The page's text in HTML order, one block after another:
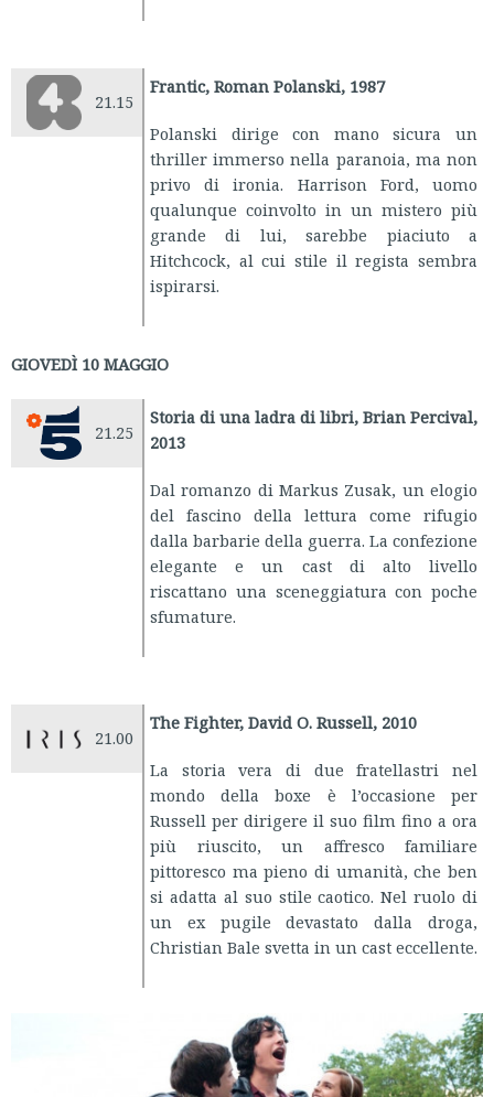
21.15
Frantic, Roman Polanski, 1987
Polanski dirige con mano sicura un
thriller immerso nella paranoia, ma non
privo di ironia. Harrison Ford, uomo
qualunque coinvolto in un mistero più
grande di lui, sarebbe piaciuto a
Hitchcock, al cui stile il regista sembra
ispirarsi.
GIOVEDÌ 10 MAGGIO
21.25
Storia di una ladra di libri, Brian Percival,
2013
Dal romanzo di Markus Zusak, un elogio
del fascino della lettura come rifugio
dalla barbarie della guerra. La confezione
elegante e un cast di alto livello
riscattano una sceneggiatura con poche
sfumature.
21.00
The Fighter, David O. Russell, 2010
La storia vera di due fratellastri nel
mondo della boxe è l’occasione per
Russell per dirigere il suo film fino a ora
più riuscito, un affresco familiare
pittoresco ma pieno di umanità, che ben
si adatta al suo stile caotico. Nel ruolo di
un ex pugile devastato dalla droga,
Christian Bale svetta in un cast eccellente.